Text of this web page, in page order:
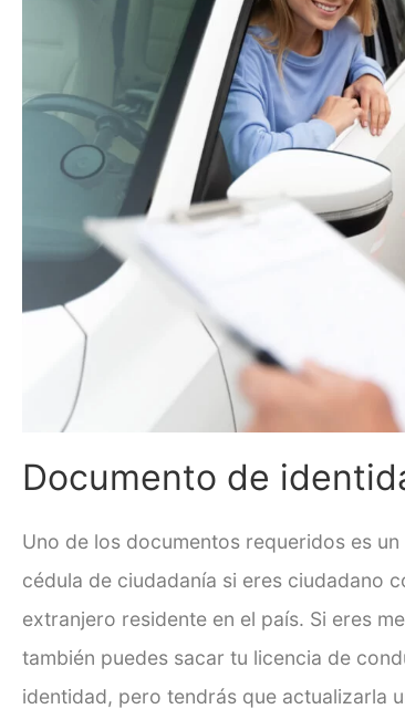
Documento de
Uno de los documentos requeridos es
cédula de ciudadanía si eres ciudadano
extranjero residente en el país. Si eres
también puedes sacar tu licencia de
identidad, pero tendrás que actualizarla